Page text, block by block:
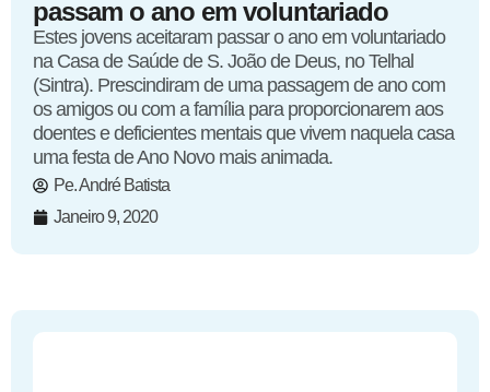
passam o ano em voluntariado
Estes jovens aceitaram passar o ano em voluntariado
na Casa de Saúde de S. João de Deus, no Telhal
(Sintra). Prescindiram de uma passagem de ano com
os amigos ou com a família para proporcionarem aos
doentes e deficientes mentais que vivem naquela casa
uma festa de Ano Novo mais animada.
Pe. André Batista
Janeiro 9, 2020